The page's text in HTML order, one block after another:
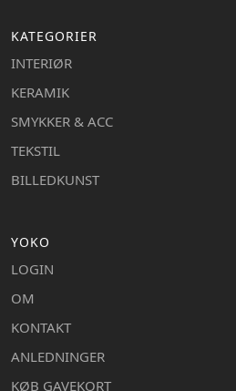
KATEGORIER
INTERIØR
KERAMIK
SMYKKER & ACC
TEKSTIL
BILLEDKUNST
YOKO
LOGIN
OM
KONTAKT
ANLEDNINGER
KØB GAVEKORT